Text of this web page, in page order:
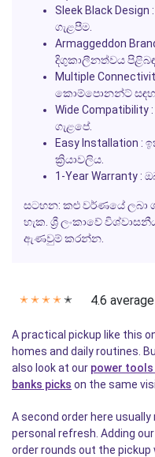
Sleek Black Design
ගැළපීම.
Armaggeddon
දිගුකාලීනත්වය
Multiple
කොම්පොනන්ට්
Wide Compatibility
ගැළපේ.
Easy Installation :
ක්‍රියාවලිය.
1-Year Warranty:
සටහන: කළු වර්ණයේ ලබා
හැක. ශ්‍රී ලංකාවේ
ඇණවුම් කරන්න.
✭ ✭ ✭ ✭ ✭ 4.6
A practical pickup like this
homes and daily routines.
also look at our power tools
banks picks on the same
A second order here
personal refresh. Adding our
order rounds out the